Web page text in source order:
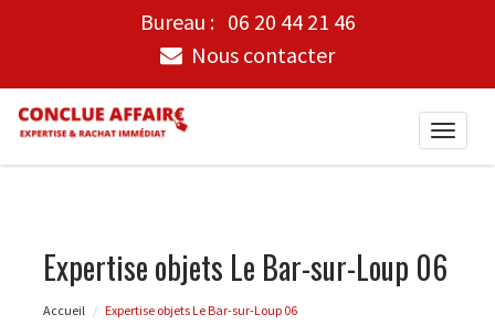
Bureau : 06 20 44 21 46
Nous contacter
Toggle
Expertise objets Le Bar-sur-Loup 06
Accueil Expertise objets Le Bar-sur-Loup 06